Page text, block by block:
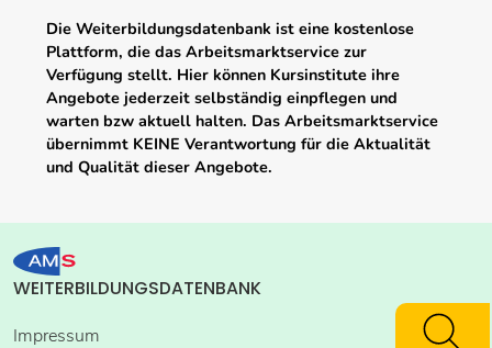
Die Weiterbildungsdatenbank ist eine kostenlose
Plattform, die das Arbeitsmarktservice zur
Verfügung stellt. Hier können Kursinstitute ihre
Angebote jederzeit selbständig einpflegen und
warten bzw aktuell halten. Das Arbeitsmarktservice
übernimmt KEINE Verantwortung für die Aktualität
und Qualität dieser Angebote.
WEITERBILDUNGSDATENBANK
Impressum